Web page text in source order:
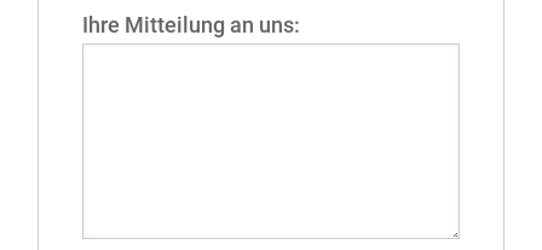
Ihre Mitteilung an uns: